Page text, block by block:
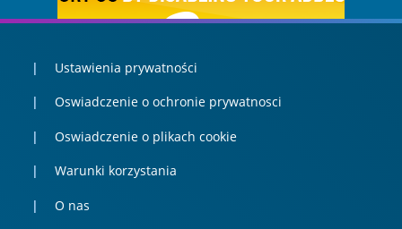
Ustawienia prywatności
Oswiadczenie o ochronie prywatnosci
Oswiadczenie o plikach cookie
Warunki korzystania
O nas